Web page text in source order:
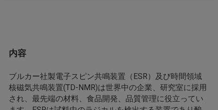
内容
ブルカー社製電子スピン共鳴装置（ESR）及び時間領域
核磁気共鳴装置(TD-NMR)は世界中の企業、研究室に採用
され、最先端の材料、食品開発、品質管理に役立ってい